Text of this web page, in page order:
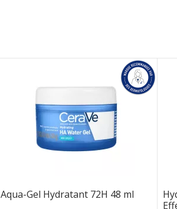
Aqua-Gel Hydratant 72H 48 ml